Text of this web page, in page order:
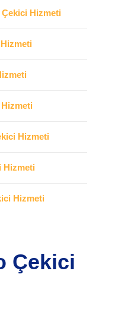
Hizmeti
Hizmeti
Hizmeti
Hizmeti
Çekici